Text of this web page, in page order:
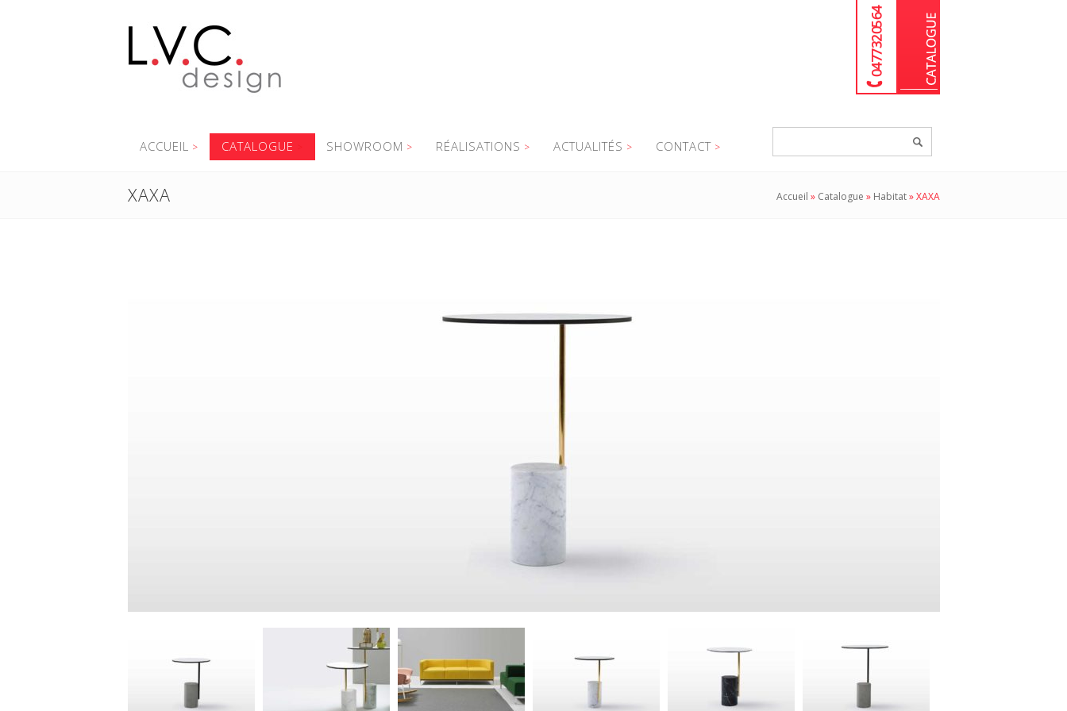
04 77 32 05 64
ACCUEIL CATALOGUE SHOWROOM RÉALISATIONS ACTUALITÉS CONTACT
XAXA Accueil » Catalogue » Habitat»XAXA